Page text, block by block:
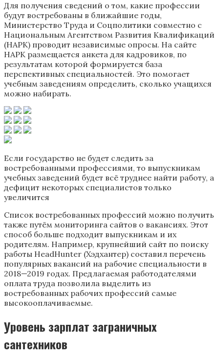
Для получения сведений о том, какие профессии
будут востребованы в ближайшие годы,
Министерство Труда и Соцполитики совместно с
Национальным Агентством Развития Квалификаций
(НАРК) проводит независимые опросы. На сайте
НАРК размещается анкета для кадровиков, по
результатам которой формируется база
перспективных специальностей. Это помогает
учебным заведениям определить, сколько учащихся
можно набирать.
Если государство не будет следить за
востребованными профессиями, то выпускникам
учебных заведений будет всё труднее найти работу, а
дефицит некоторых специалистов только
увеличится
Список востребованных профессий можно получить
также путём мониторинга сайтов о вакансиях. Этот
способ больше подходит выпускникам и их
родителям. Например, крупнейший сайт по поиску
работы HeadHunter (Хэдхантер) составил перечень
популярных вакансий на рабочие специальности в
2018—2019 годах. Предлагаемая работодателями
оплата труда позволила выделить из
востребованных рабочих профессий самые
высокооплачиваемые.
Уровень зарплат заграничных
сантехников